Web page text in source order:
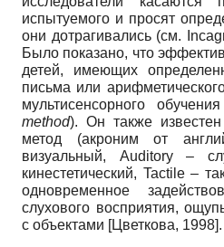
испытуемого и просят
они дотрагивались (см.
Было показано, что
детей, имеющих
письма или
мультисенсорного
method). Он также
метод (акроним от
визуальный, Auditory –
кинестетический, Tactile –
одновременное
слухового восприятия,
с объектами [Цветкова, 1998].